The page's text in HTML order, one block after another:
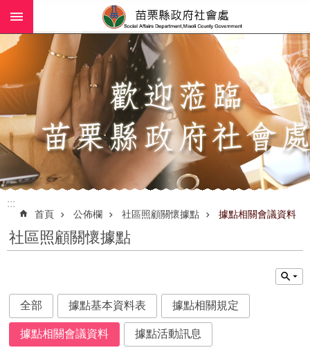
跳到主要內容區塊
進
業
務
介
社
(師)
服
政
府
資
訊
:::
首頁 公佈欄 社區照顧關懷據點 據點相關會議資料
社區照顧關懷據點
全部 據點基本資料表 據點相關規定
據點相關會議資料 據點活動訊息